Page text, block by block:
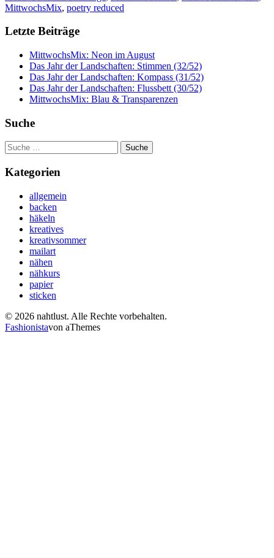
MittwochsMix, poetry reduced
Letzte Beiträge
MittwochsMix: Neon im August
Das Jahr der Landschaften: Stimmen (32/52)
Das Jahr der Landschaften: Kompass (31/52)
Das Jahr der Landschaften: Flussbett (30/52)
MittwochsMix: Blau & Transparenzen
Suche
Suche
nach:
Kategorien
allgemein
backen
häkeln
kreatives
kreativsommer
mailart
nähen
nähkurs
papier
sticken
© 2026 nahtlust. Alle Rechte vorbehalten.
Fashionistavon aThemes